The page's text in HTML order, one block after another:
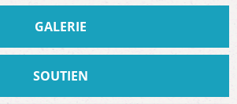
GALERIE
SOUTIEN